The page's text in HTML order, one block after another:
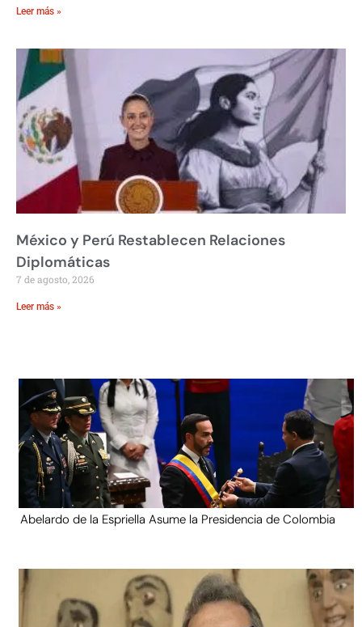
Leer más »
México y Perú Restablecen Relaciones
Diplomáticas
7 de agosto, 2026
Leer más »
Abelardo de la Espriella Asume la Presidencia de Colombia